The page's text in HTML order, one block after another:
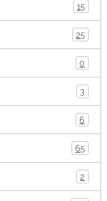
15
25
0
3
6
65
2